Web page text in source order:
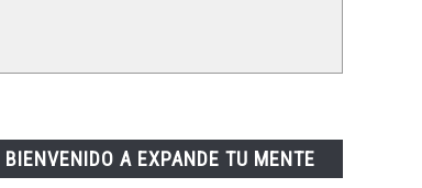
BIENVENIDO A EXPANDE TU MENTE